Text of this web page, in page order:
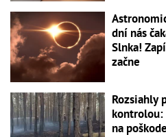
dní nás
Slnka!
začne
Rozsiahly
kontrolou:
na